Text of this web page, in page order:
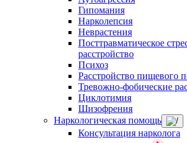
Гипомания
Нарколепсия
Неврастения
Посттравматическое
расстройство
Психоз
Расстройство пищевого
Тревожно-фобические
Циклотимия
Шизофрения
Наркологическая помощь
Консультация нарколога